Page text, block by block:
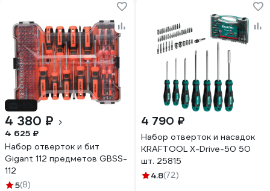
4 380 ₽
4 625 ₽
Набор отверток и бит
Gigant 112 предметов GBSS-
112
5(8)
4 790 ₽
Набор отверток и насадок
KRAFTOOL X-Drive-50 50
шт. 25815
4.8(72)